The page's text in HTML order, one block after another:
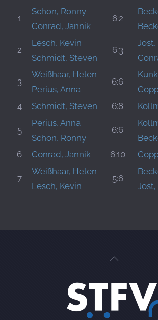
1
Schon, Ronny
Conrad, Jannik
6:2
2
Lesch, Kevin
Schmidt, Steven
6:3
Jost,
3
Weißhaar, Helen
Perius, Anna
6:6
4
Schmidt, Steven 6:8
5
Perius, Anna
Schon, Ronny
6:6
6
Conrad, Jannik 6:10
7
Weißhaar, Helen
Lesch, Kevin
5:6
Jost,